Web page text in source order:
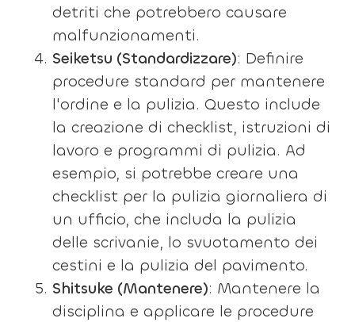
detriti che potrebbero causare
malfunzionamenti.
Seiketsu (Standardizzare): Definire
procedure standard per mantenere
l'ordine e la pulizia. Questo include
la creazione di checklist, istruzioni di
lavoro e programmi di pulizia. Ad
esempio, si potrebbe creare una
checklist per la pulizia giornaliera di
un ufficio, che includa la pulizia
delle scrivanie, lo svuotamento dei
cestini e la pulizia del pavimento.
Shitsuke (Mantenere): Mantenere la
disciplina e applicare le procedure